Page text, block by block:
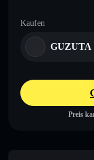
Kaufen
GUZUTA
Preis